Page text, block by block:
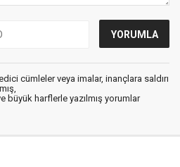
cümleler veya imalar, inançlara saldırı
büyük harflerle yazılmış yorumlar